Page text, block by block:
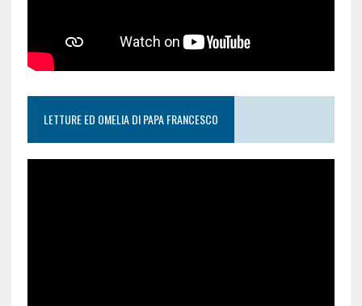
LETTURE ED OMELIA DI PAPA FRANCESCO